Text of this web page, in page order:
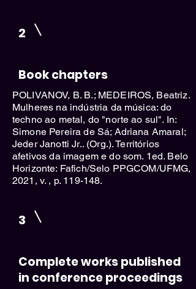
2
Book chapters
POLIVANOV, B. B.; MEDEIROS, Beatriz.
Mulheres na indústria da música: do
techno ao metal, do "norte ao sul". In:
Simone Pereira de Sá; Adriana Amaral;
Jeder Janotti Jr.. (Org.). Territórios
afetivos da imagem e do som. 1ed. Belo
Horizonte: Fafich/Selo PPGCOM/UFMG,
2021, v. , p. 119-148.
3
Complete works published
in conference proceedings